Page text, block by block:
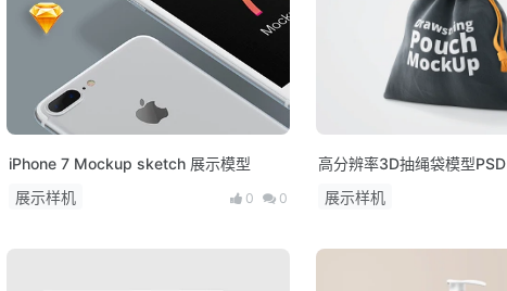
iPhone 7 Mockup sketch 展示模型
展示样机
0 0
高分辨率3D抽绳袋模型PSD
展示样机